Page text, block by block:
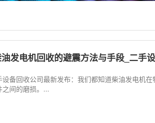
发电机回收的避震方法与手段_二手
设备回收公司最新发布：我们都知道柴油发电机
之间的磨损。...